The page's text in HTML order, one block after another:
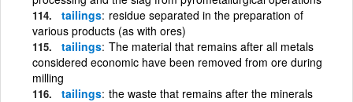
tailings residue separated in the preparation of
various products (as with ores)
tailings The material that remains after all metals
considered economic have been removed from ore during
milling
tailings the waste that remains after the minerals